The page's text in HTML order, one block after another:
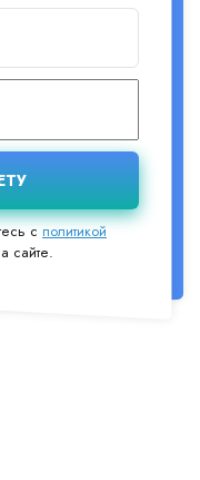
сполитикой
сайте.